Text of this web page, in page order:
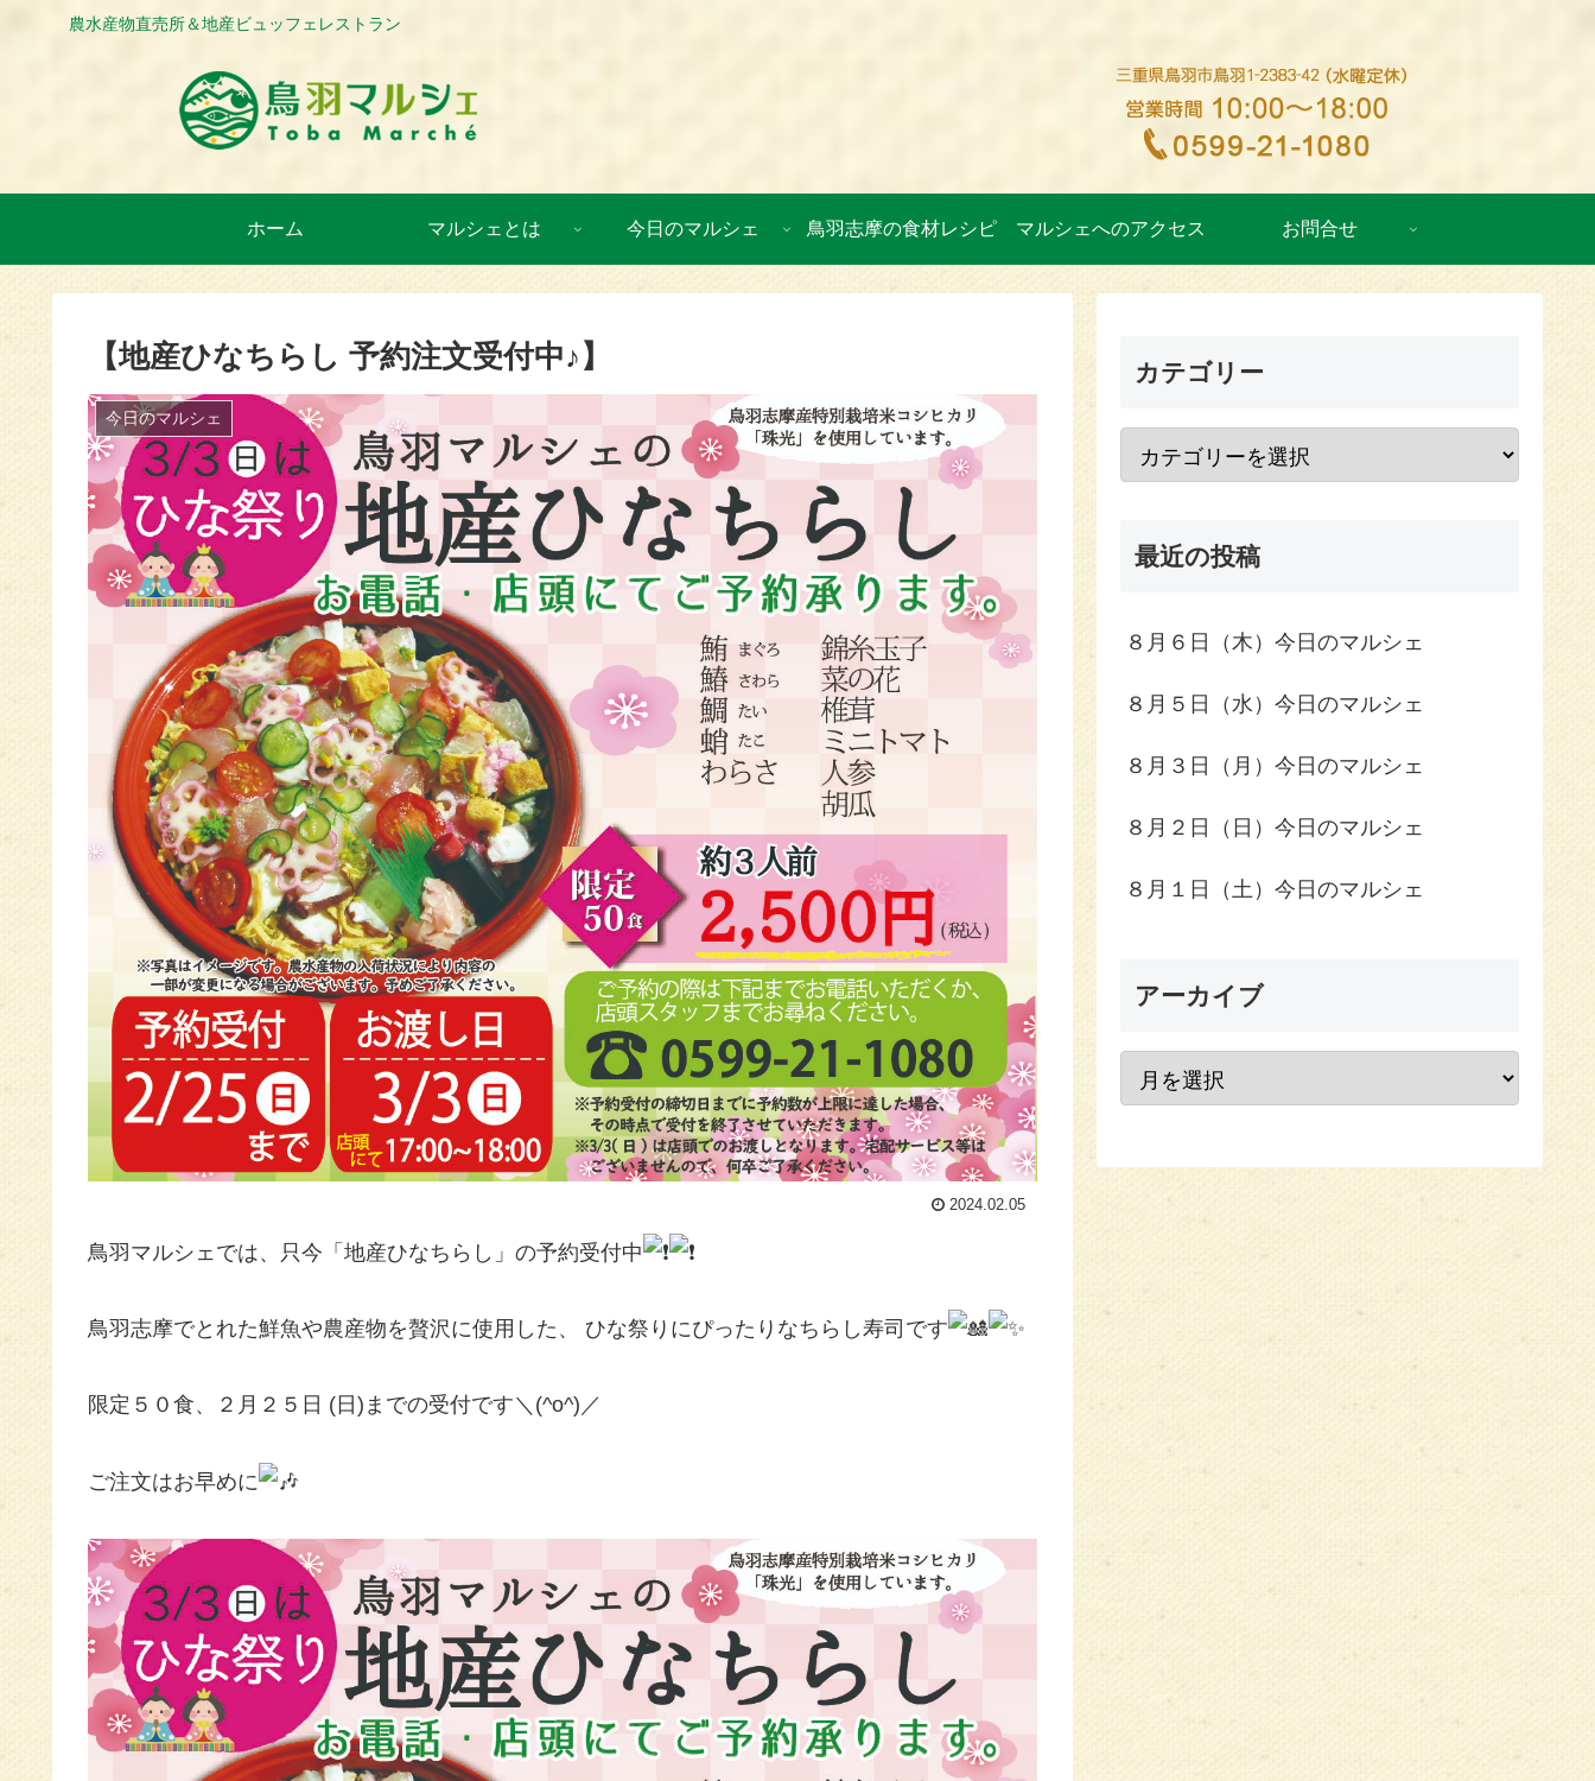
農水産物直売所＆地産ビュッフェレストラン
ホーム マルシェとは 今日のマルシェ 鳥羽志摩の食材レシピ マルシェへのアクセス お問合せ
【地産ひなちらし 予約注文受付中♪】
今日のマルシェ
2024.02.05
鳥羽マルシェでは、只今「地産ひなちらし」の予約受付中
鳥羽志摩でとれた鮮魚や農産物を贅沢に使用した、 ひな祭りにぴったりなちらし寿司です
限定５０食、２月２５日 (日)までの受付です＼(^o^)／
ご注文はお早めに
カテゴリー
最近の投稿
８月６日（木）今日のマルシェ
８月５日（水）今日のマルシェ
８月３日（月）今日のマルシェ
８月２日（日）今日のマルシェ
８月１日（土）今日のマルシェ
アーカイブ